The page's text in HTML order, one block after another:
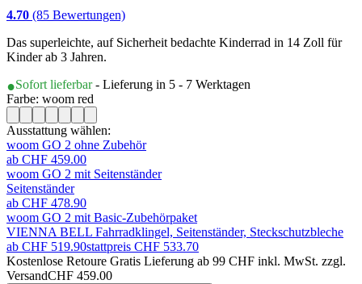
4.70 (85 Bewertungen)
Das superleichte, auf Sicherheit bedachte Kinderrad in 14 Zoll für
Kinder ab 3 Jahren.
Sofort lieferbar- Lieferung in 5 - 7 Werktagen
Farbe: woom red
Ausstattung wählen:
woom GO 2 ohne Zubehör
ab CHF 459.00
woom GO 2 mit Seitenständer
Seitenständer
ab CHF 478.90
woom GO 2 mit Basic-Zubehörpaket
VIENNA BELL Fahrradklingel, Seitenständer, Steckschutzbleche
ab CHF 519.90stattpreis CHF 533.70
Kostenlose Retoure Gratis Lieferung ab 99 CHF inkl. MwSt. zzgl.
VersandCHF 459.00